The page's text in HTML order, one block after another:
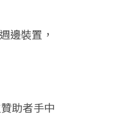
邊裝置，
助者手中